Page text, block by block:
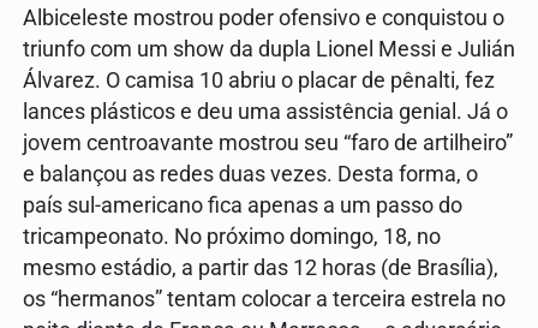
Albiceleste mostrou poder ofensivo e conquistou o
triunfo com um show da dupla Lionel Messi e Julián
Álvarez. O camisa 10 abriu o placar de pênalti, fez
lances plásticos e deu uma assistência genial. Já o
jovem centroavante mostrou seu “faro de artilheiro”
e balançou as redes duas vezes. Desta forma, o
país sul-americano fica apenas a um passo do
tricampeonato. No próximo domingo, 18, no
mesmo estádio, a partir das 12 horas (de Brasília),
os “hermanos” tentam colocar a terceira estrela no